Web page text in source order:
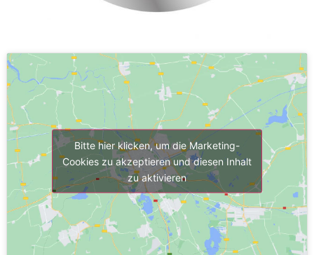
Bitte hier klicken, um die Marketing-
Cookies zu akzeptieren und diesen Inhalt
zu aktivieren